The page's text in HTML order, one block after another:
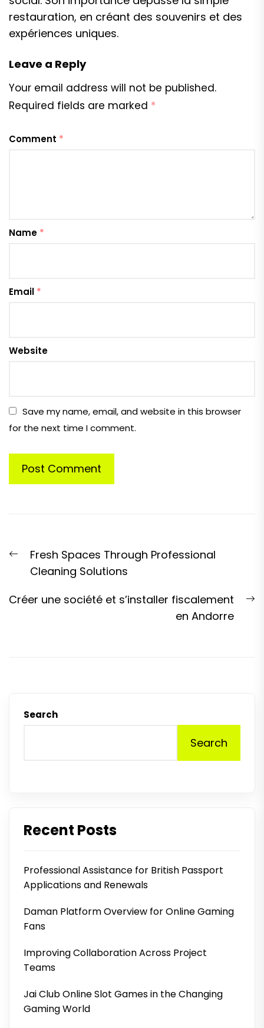
restauration, en créant des souvenirs et des
expériences uniques.
Leave a Reply
Your email address will not be published.
Required fields are marked *
Comment *
Name *
Email *
Website
Save my name, email, and website in this browser
for the next time I comment.
navigation
Previous
post:
Fresh Spaces Through Professional
Cleaning Solutions
Créer une société et s’installer fiscalement
en Andorre
Search
Search
Recent Posts
Professional Assistance for British Passport
Applications and Renewals
Daman Platform Overview for Online Gaming
Fans
Improving Collaboration Across Project
Teams
Jai Club Online Slot Games in the Changing
Gaming World